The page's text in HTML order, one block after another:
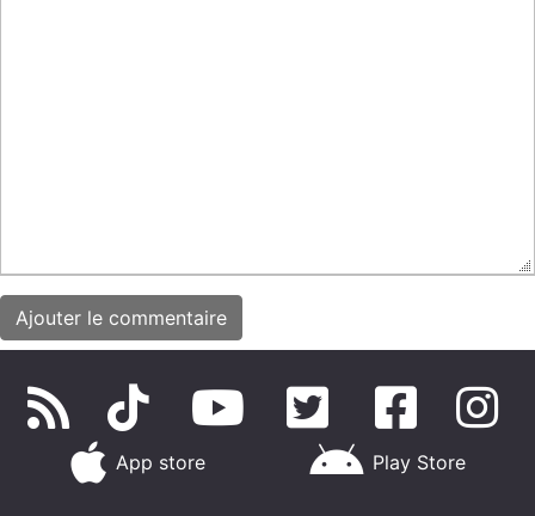
App store Play Store